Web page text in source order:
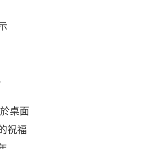
桌面
祝福